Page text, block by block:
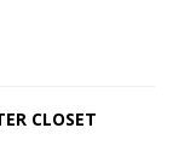
CLOSET